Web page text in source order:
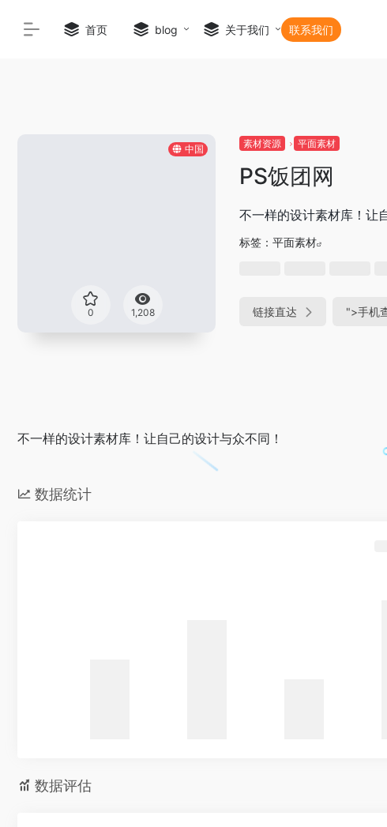
首页 blog 关于我们 联系我们
中国
0 1,208
素材资源 平面素材
PS饭团网
不一样的设计素材库！让
标签： 平面素材
链接直达 ">手机
不一样的设计素材库！让自己的设计与众不同！
数据统计
数据评估